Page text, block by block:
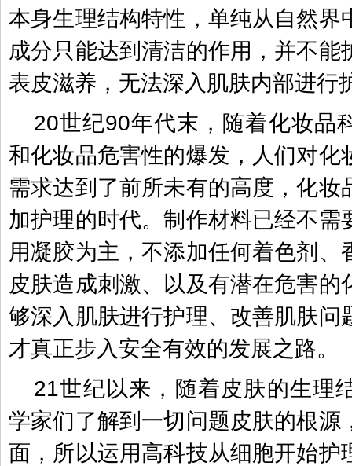
本身生理结构特性，单纯从自然界
成分只能达到清洁的作用，并不能
表皮滋养，无法深入肌肤内部进行
20世纪90年代末，随着化妆品
和化妆品危害性的爆发，人们对化
需求达到了前所未有的高度，化妆
加护理的时代。制作材料已经不需
用凝胶为主，不添加任何着色剂、
皮肤造成刺激、以及有潜在危害的
够深入肌肤进行护理、改善肌肤问
才真正步入安全有效的发展之路。
21世纪以来，随着皮肤的生理
学家们了解到一切问题皮肤的根源
面，所以运用高科技从细胞开始护